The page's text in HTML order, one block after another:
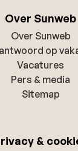
Over Sunweb
Over Sunweb
op
Vacatures
Pers & media
Sitemap
&